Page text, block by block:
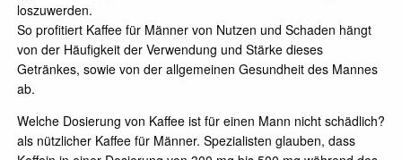
loszuwerden.
So profitiert Kaffee für Männer von Nutzen und Schaden hängt
von der Häufigkeit der Verwendung und Stärke dieses
Getränkes, sowie von der allgemeinen Gesundheit des Mannes
ab.
Welche Dosierung von Kaffee ist für einen Mann nicht schädlich?
als nützlicher Kaffee für Männer. Spezialisten glauben, dass